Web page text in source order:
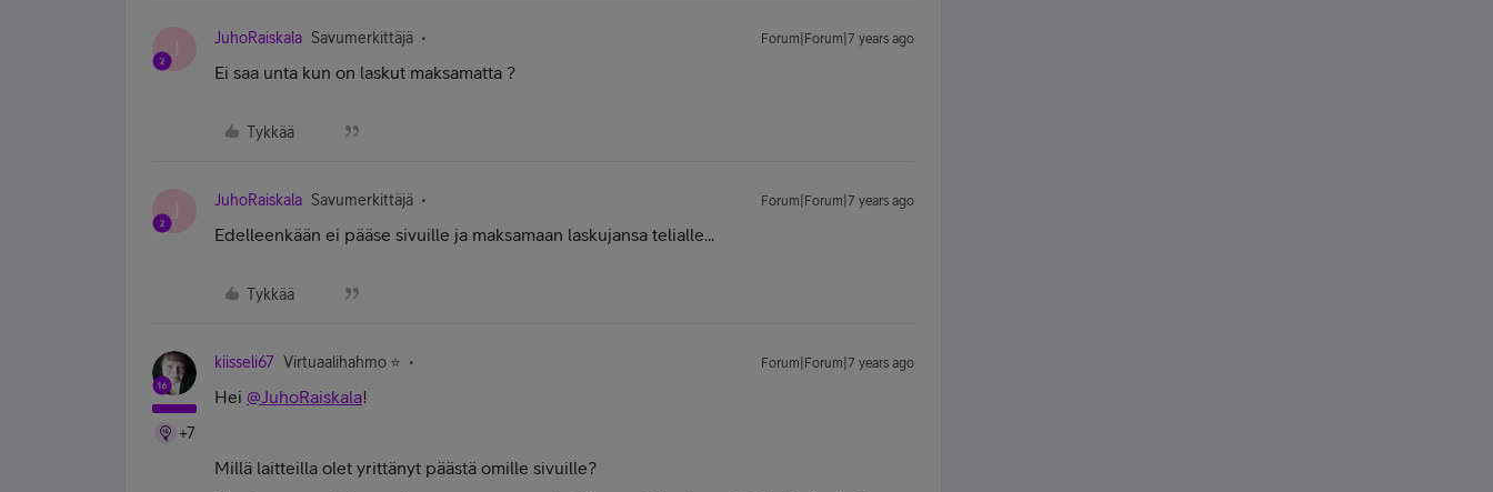
J JuhoRaiskala Savumerkittäjä Forum|Forum|7 years ago
Ei saa unta kun on laskut maksamatta ?
Tykkää
J JuhoRaiskala Savumerkittäjä Forum|Forum|7 years ago
Edelleenkään ei pääse sivuille ja maksamaan laskujansa telialle...
Tykkää
+7
kiisseli67 Virtuaalihahmo ⭐️ Forum|Forum|7 years ago
Hei @JuhoRaiskala!
Millä laitteilla olet yrittänyt päästä omille sivuille?